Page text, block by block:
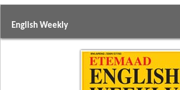
English Weekly